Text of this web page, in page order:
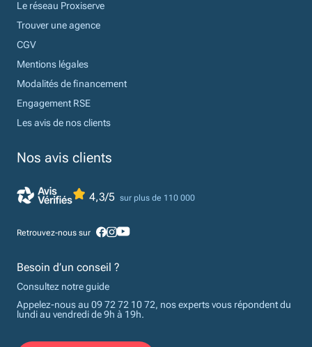
Le réseau Proxiserve
Trouver une agence
CGV
Mentions légales
Modalités de financement
Engagement RSE
Les avis de nos clients
Nos avis clients
4,3/5 sur plus de 110 000
Retrouvez-nous sur
Besoin d’un conseil ?
Consultez notre guide
Appelez-nous au 09 72 72 10 72, nos experts vous répondent du
lundi au vendredi de 9h à 19h.